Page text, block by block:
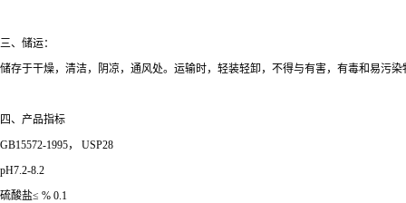
三、储运：
储存于干燥，清洁，阴凉，通风处。运输时，轻装轻卸，不得与有害，有毒和易污
四、产品指标
GB15572-1995， USP28
pH7.2-8.2
硫酸盐≤ % 0.1